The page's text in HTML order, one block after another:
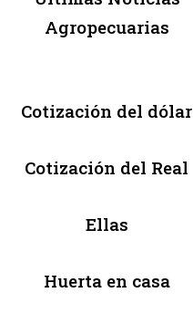
Agropecuarias
Cotización del dólar
Cotización del Real
Ellas
Huerta en casa